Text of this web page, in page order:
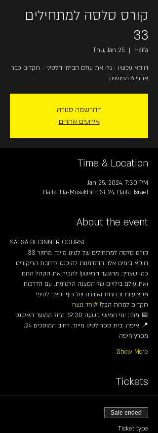
קורס סלסה למתחילים
33
Thu, Jan 25
  |
Haifa
דווקא עכשיו - גלו את עולם הבילוי הלטיני - רוקדים כבר
אחרי 6 מפגשים
ההרשמה סגורה
אירועים אחרים
Time & Location
Jan 25, 2024, 7:30 PM
Haifa, Ha-Musakhim St 24, Haifa, Israel
About the event
SALSA BEGINNER COURSE
קורס סלסה למתחילים של לטינו מיינד, מחזור 33.
דווקא בימים אלו: ההזדמנות להיכנס לרחבת הריקודים
כמו שצריך, מהצעד הראשון! להכיר את הקהל החם
ואת עולם בילויים של הסצנה הלטינית. עם הדרכות
מקצועיות וברורות ואווירה של כיף וקצב לטיני!
רוקדים למרות הכל! #יחד_ננצח
📅 מתי: ימי חמישי בשעה 19:30, החל ממועד האיבנט
📍 איפה: בית ספר לטינו מיינד, רחוב המוסכים 24,
מפרץ חיפה
Show More
Tickets
Sale ended
Ticket type